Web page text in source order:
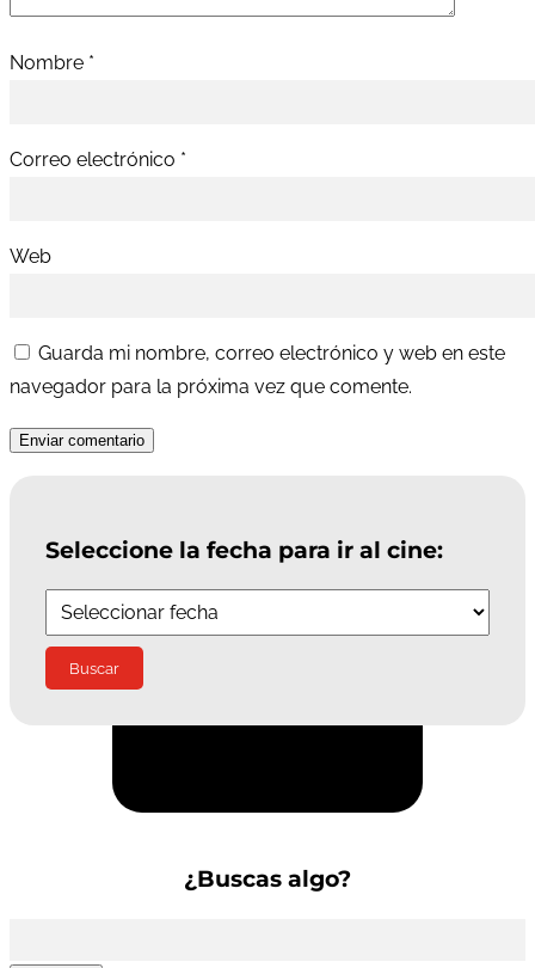
Nombre *
Correo electrónico *
Web
Guarda mi nombre, correo electrónico y web en este
navegador para la próxima vez que comente.
Enviar comentario
Seleccione la fecha para ir al cine:
¿Buscas algo?